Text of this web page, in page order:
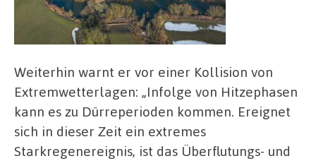
Weiterhin warnt er vor einer Kollision von
Extremwetterlagen: „Infolge von Hitzephasen
kann es zu Dürreperioden kommen. Ereignet
sich in dieser Zeit ein extremes
Starkregenereignis, ist das Überflutungs- und